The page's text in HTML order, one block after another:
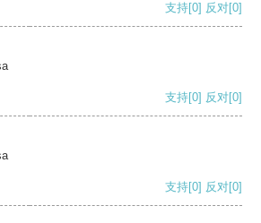
支持[0] 反对[0]
支持[0] 反对[0]
支持[0] 反对[0]